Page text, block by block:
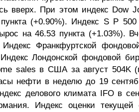
вверх. При этом индекс Dow
(+0.90%). Индекс S P
на 46.53 пункта (+1.03%).
Индекс Франкфуртской
Лондонской фондовой
sales в США за август 504K
нефти в неделю до 19
делового климата IFO в
Индекс оценки